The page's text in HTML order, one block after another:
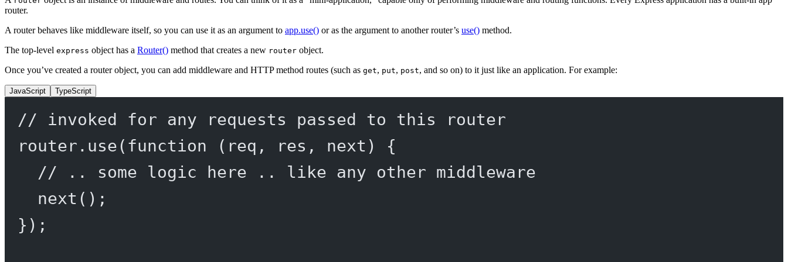
router.
A router behaves like middleware itself, so you can use it as an argument to app.use() or as the argument to another router’s use() method.
The top-level express object has a Router() method that creates a new router object.
Once you’ve created a router object, you can add middleware and HTTP method routes (such as get, put, post, and so on) to it just like an application. For example:
JavaScript TypeScript
// invoked for any requests passed to this router
router. use( function ( req , res , next ) {
// .. some logic here .. like any other middleware
next ();
});